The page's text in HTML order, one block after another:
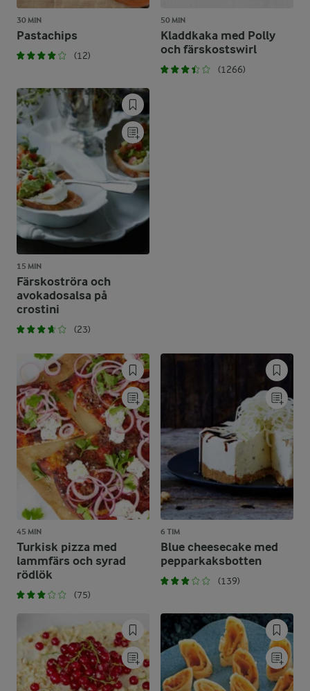
30 MIN
Pastachips
(12)
50 MIN
Kladdkaka med Polly
och färskostswirl
(1266)
15 MIN
Färskoströra och
avokadosalsa på
crostini
(23)
45 MIN
Turkisk pizza med
lammfärs och syrad
rödlök
(75)
6 TIM
Blue cheesecake med
pepparkaksbotten
(139)